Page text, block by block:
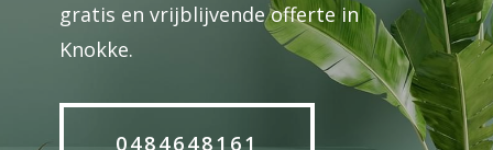
gratis en vrijblijvende offerte in
Knokke.
0484648161